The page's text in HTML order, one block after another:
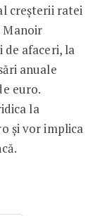
creșterii ratei
Manoir
de afaceri, la
anuale
euro.
la
și vor implica